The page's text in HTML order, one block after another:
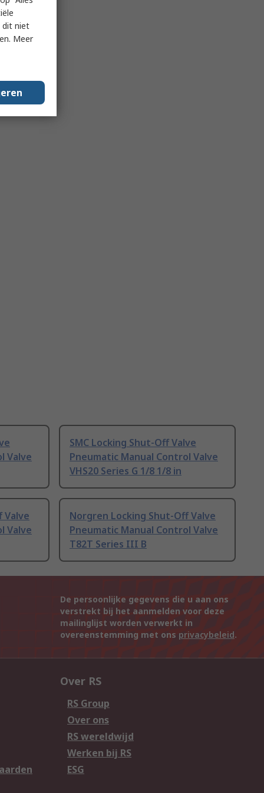
Valve
SMC Locking Shut-Off Valve
Pneumatic Manual Control Valve
VHS20 Series G 1/8 1/8 in
Valve
Valve
Norgren Locking Shut-Off Valve
Pneumatic Manual Control Valve
T82T Series III B
De persoonlijke gegevens die u aan ons
verstrekt bij het aanmelden voor deze
mailinglijst worden verwerkt in
overeenstemming met ons privacybeleid.
Over RS
RS Group
Over ons
RS wereldwijd
Werken bij RS
ESG
dit niet
Meer